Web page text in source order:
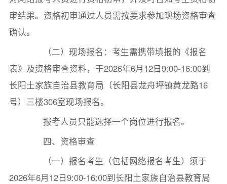
审结果。资格初审通过人员需按要求参加现场资格审查
确认。
（二）现场报名：考生需携带填报的《报名
表》及资格审查资料，于2026年6月12日9:00-16:00到
长阳土家族自治县教育局（长阳县龙舟坪镇黄龙路16
号）三楼306室现场报名。
报考人员只能选择一个岗位进行报名。
四、资格审查
（一）报名考生（包括网络报名考生）须于
2026年6月12日9:00-16:00到长阳土家族自治县教育局